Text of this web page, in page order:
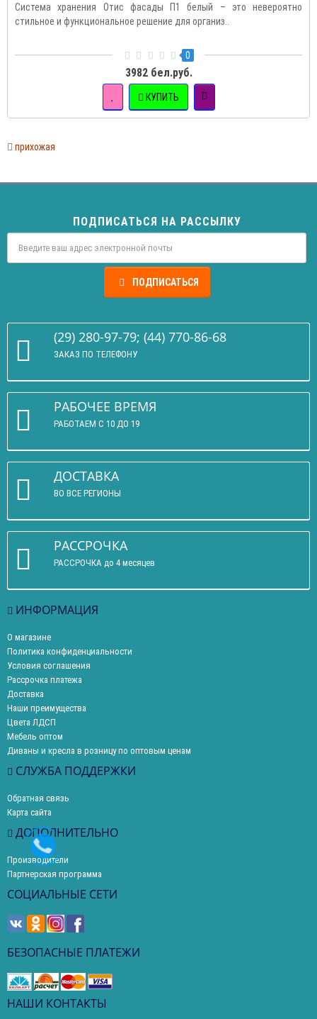
Система хранения Отис фасады П1 белый – это невероятно
стильное и функциональное решение для организ..
0
3982 бел.руб.
КУПИТЬ
прихожая
ПОДПИСАТЬСЯ НА РАССЫЛКУ
ПОДПИСАТЬСЯ
(29) 280-97-79; (44) 770-86-68
ЗАКАЗ ПО ТЕЛЕФОНУ
РАБОЧЕЕ ВРЕМЯ
РАБОТАЕМ С 10 ДО 19
ДОСТАВКА
ВО ВСЕ РЕГИОНЫ
РАССРОЧКА
РАССРОЧКА до 4 месяцев
ИНФОРМАЦИЯ
О магазине
Политика конфиденциальности
Условия соглашения
Рассрочка платежа
Доставка
Наши преимущества
Цвета ЛДСП
Мебель оптом
Диваны и кресла в розницу по оптовым ценам
СЛУЖБА ПОДДЕРЖКИ
Обратная связь
Карта сайта
ДОПОЛНИТЕЛЬНО
Производители
Партнерская программа
СОЦИАЛЬНЫЕ СЕТИ
БЕЗОПАСНЫЕ ПЛАТЕЖИ
НАШИ КОНТАКТЫ